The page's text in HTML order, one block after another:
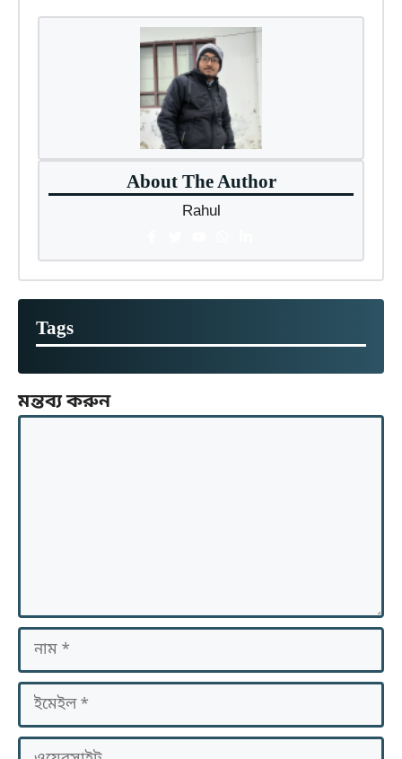
About The Author
Rahul
Tags
মন্তব্য করুন
মন্তব্য
নাম
ইমেইল
ওয়েবসাইট